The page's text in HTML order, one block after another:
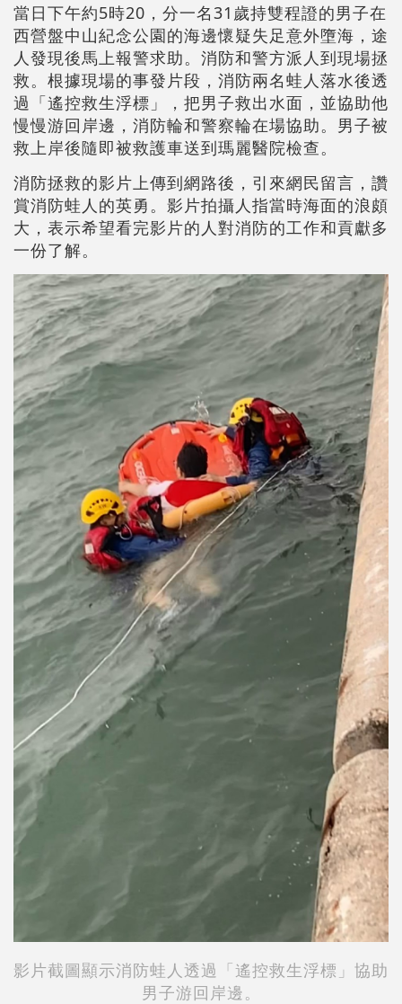
當日下午約5時20，分一名31歲持雙程證的男子在
西營盤中山紀念公園的海邊懷疑失足意外墮海，途
人發現後馬上報警求助。消防和警方派人到現場拯
救。根據現場的事發片段，消防兩名蛙人落水後透
過「遙控救生浮標」，把男子救出水面，並協助他
慢慢游回岸邊，消防輪和警察輪在場協助。男子被
救上岸後隨即被救護車送到瑪麗醫院檢查。
消防拯救的影片上傳到網路後，引來網民留言，讚
賞消防蛙人的英勇。影片拍攝人指當時海面的浪頗
大，表示希望看完影片的人對消防的工作和貢獻多
一份了解。
影片截圖顯示消防蛙人透過「遙控救生浮標」協助
男子游回岸邊。